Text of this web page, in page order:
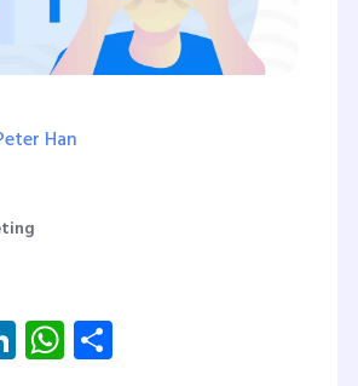
Han
LinkedInWhatsApp